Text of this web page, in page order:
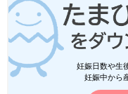
妊娠日数や生
妊娠中から